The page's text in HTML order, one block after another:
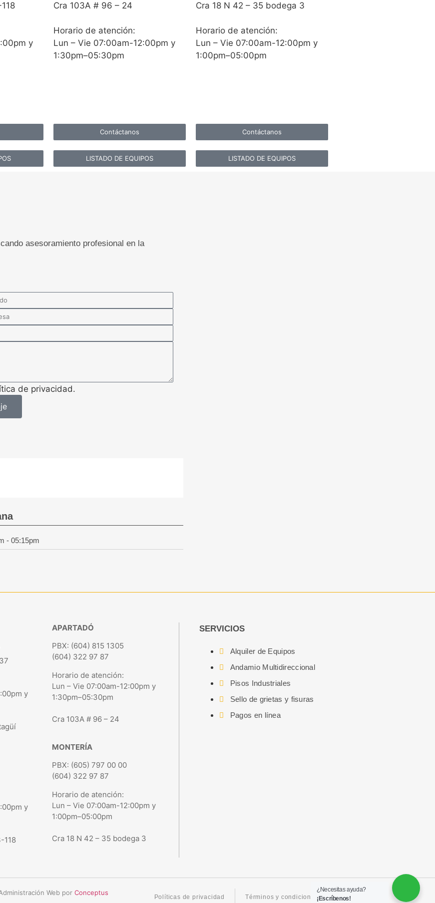
y
Cra 103A # 96 – 24
Horario de atención:
Lun – Vie 07:00am-12:00pm y
1:30pm–05:30pm
Contáctanos
LISTADO DE EQUIPOS
Cra 18 N 42 – 35 bodega 3
Horario de atención:
Lun – Vie 07:00am-12:00pm y
1:00pm–05:00pm
Contáctanos
LISTADO DE EQUIPOS
asesoramiento profesional en la
de privacidad.
- 05:15pm
y
y
118
APARTADÓ
PBX: (604) 815 1305
(604) 322 97 87
Horario de atención:
Lun – Vie 07:00am-12:00pm y
1:30pm–05:30pm
Cra 103A # 96 – 24
MONTERÍA
PBX: (605) 797 00 00
(604) 322 97 87
Horario de atención:
Lun – Vie 07:00am-12:00pm y
1:00pm–05:00pm
Cra 18 N 42 – 35 bodega 3
SERVICIOS
Alquiler de Equipos
Andamio Multidireccional
Pisos Industriales
Sello de grietas y fisuras
Pagos en línea
Web por Conceptus
Políticas de privacidad Términos y condiciones
¿Necesitas ayuda?
¡Escríbenos!